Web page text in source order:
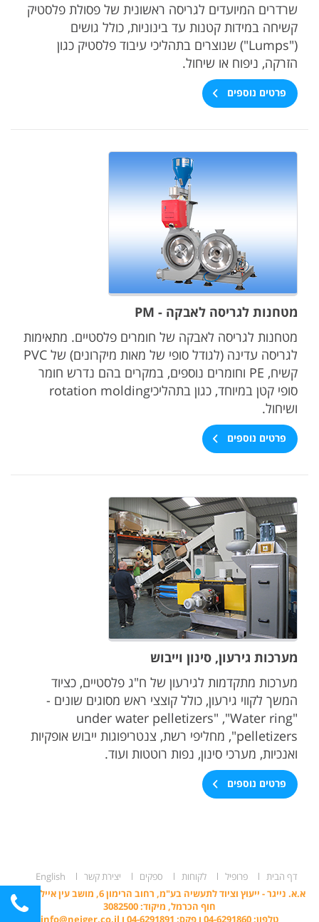
שרדרים המיועדים לגריסה ראשונית של פסולת פלסטיק
קשיחה במידות קטנות עד בינוניות, כולל גושים
("Lumps") שנוצרים בתהליכי עיבוד פלסטיק כגון
הזרקה, ניפוח או שיחול.
פרטים נוספים
מטחנות לגריסה לאבקה - PM
מטחנות לגריסה לאבקה של חומרים פלסטיים. מתאימות
לגריסה עדינה (לגודל סופי של מאות מיקרונים) של PVC
קשיח, PE וחומרים נוספים, במקרים בהם נדרש חומר
סופי קטן במיוחד, כגון בתהליכיrotation molding
ושיחול.
פרטים נוספים
מערכות גירעון, סינון וייבוש
מערכות מתקדמות לגירעון של ח"ג פלסטיים, כציוד
המשך לקווי גירעון, כולל קוצצי ראש מסוגים שונים -
"under water pelletizers" ,"Water ring
pelletizers", מחליפי רשת, צנטריפוגות ייבוש אופקיות
ואנכיות, מערכי סינון, נפות רוטטות ועוד.
פרטים נוספים
דף הבית פרופיל לקוחות ספקים יצירת קשר
English
א.א. נייגר - ייעוץ וציוד לתעשיה בע"מ, רחוב הרימון 6, מושב עין איילה, ד.נ.
חוף הכרמל, מיקוד: 3082500
טלפון: 04-6291860 ו פקס: 04-6291891 ו
info@neiger.co.il